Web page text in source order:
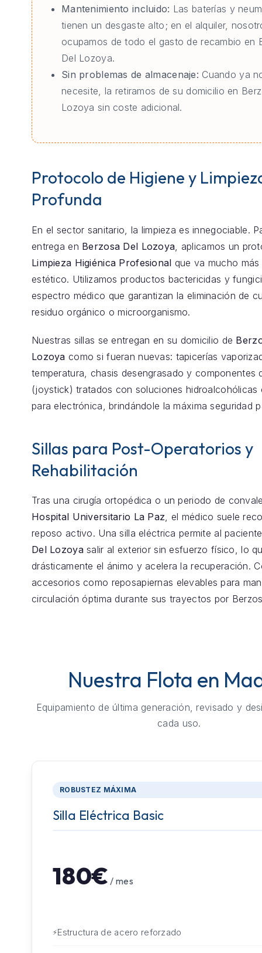
Mantenimiento incluido: Las baterías y
tienen un desgaste alto; en el alquiler,
ocupamos de todo el gasto de recambio en
Del Lozoya.
Sin problemas de almacenaje: Cuando ya
necesite, la retiramos de su domicilio en
Lozoya sin coste adicional.
Protocolo de Higiene y
Profunda
En el sector sanitario, la limpieza es innegociable.
entrega en Berzosa Del Lozoya , aplicamos un
Limpieza Higiénica Profesional que va mucho
estético. Utilizamos productos bactericidas y
espectro médico que garantizan la eliminación de
residuo orgánico o microorganismo.
Nuestras sillas se entregan en su domicilio de
Lozoya como si fueran nuevas: tapicerías
temperatura, chasis desengrasado y componentes
(joystick) tratados con soluciones hidroalcohólicas
para electrónica, brindándole la máxima seguridad
Sillas para Post-Operatorios y
Rehabilitación
Tras una cirugía ortopédica o un periodo de
Hospital Universitario La Paz, el médico suele
reposo activo. Una silla eléctrica permite al
Del Lozoyasalir al exterior sin esfuerzo físico, lo
drásticamente el ánimo y acelera la recuperación.
accesorios como reposapiernas elevables para
circulación óptima durante sus trayectos por
Nuestra Flota en
Equipamiento de última generación, revisado y
cada uso.
ROBUSTEZ MÁXIMA
Silla Eléctrica Basic
180€ / mes
Estructura de acero reforzado